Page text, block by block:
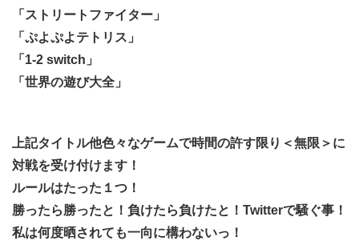
「ストリートファイター」
「ぷよぷよテトリス」
「1-2 switch」
「世界の遊び大全」
上記タイトル他色々なゲームで時間の許す限り＜無限＞に
対戦を受け付けます！
ルールはたった１つ！
勝ったら勝ったと！負けたら負けたと！Twitterで騒ぐ事！
私は何度晒されても一向に構わないっ！